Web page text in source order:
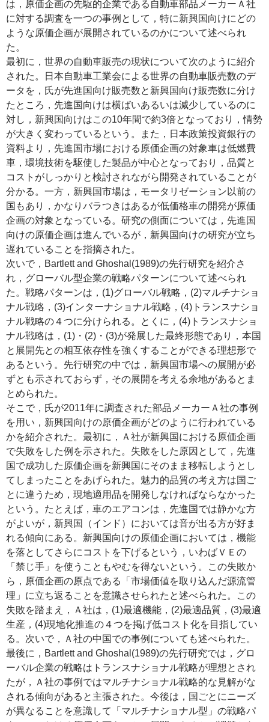
は，原価企画の先駆的企業である自動車部品メーカーＡ社
に対する調査を一つの事例として，特に新興国向けにどの
ような原価企画が展開されているのかについて述べられ
た。
最初に，世界の自動車販売の現状について次のように紹介
された。日本自動車工業会による世界の自動車販売数のデ
ータを，氏が先進国向け販売数と新興国向け販売数に分け
たところ，先進国向けは横ばいあるいは減少しているのに
対し，新興国向けはこの10年間で約3倍となっており，情勢
が大きく変わっているという。また，日本政策投資銀行の
資料より，先進国市場における原価企画の対象車は低燃費
車，環境技術を駆使した製品が中心となっており，品質と
コストがしっかりと検討されながら開発されていることが
分かる。一方，新興国市場は，モータリゼーション以前の
国もあり，かなりバラつきはあるが低価格車の開発が原価
企画の対象となっている。研究の側面については，先進国
向けの原価企画は進んでいるが，新興国向けの研究が立ち
遅れていることを指摘された。
次いで，Bartlett and Ghoshal(1989)の先行研究を紹介さ
れ，グローバル型企業の戦略パターンについて述べられ
た。戦略パターンは，(1)グローバル戦略，(2)マルチナショ
ナル戦略，(3)インターナショナル戦略，(4)トランスナショ
ナル戦略の４つに分けられる。とくに，(4)トランスナショ
ナル戦略は，(1)・(2)・(3)が発展した最終形態であり，本国
と展開先との相互依存性を強くすることができる理想形で
あるという。先行研究の中では，新興国市場への展開が必
ずとも示されておらず，その展開を考える余地があるとま
とめられた。
そこで，氏が2011年に調査された部品メーカーＡ社の事例
を用い，新興国向けの原価企画がどのように行われている
かを紹介された。最初に，Ａ社が新興国における原価企画
で失敗をした例を示された。失敗をした原因として，先進
国で成功した原価企画を新興国にそのまま移転しようとし
てしまったことをあげられた。魅力的品質の考え方は国ご
とに違うため，現地適用品を開発しなければならなかった
という。たとえば，車のエアコンは，先進国では静かな方
がよいが，新興国（インド）においては音が出る方が好ま
れる傾向にある。新興国向けの原価企画においては，機能
を落としてさらにコストを下げるという，いわばＶＥの
「禁じ手」を使うこともやむを得ないという。この失敗か
ら，原価企画の原点である「市場価値を取り込んだ源流管
理」に立ち返ることを意識させられたと述べられた。この
失敗を踏まえ，Ａ社は，(1)最適機能，(2)最適品質，(3)最適
生産，(4)現地化推進の４つを掲げ低コスト化を目指してい
る。次いで，Ａ社の中国での事例についても述べられた。
最後に，Bartlett and Ghoshal(1989)の先行研究では，グロ
ーバル企業の戦略はトランスナショナル戦略が理想とされ
たが，Ａ社の事例ではマルチナショナル戦略的な見解がな
される傾向があると主張された。今後は，国ごとにニーズ
が異なることを意識して「マルチナショナル型」の戦略パ